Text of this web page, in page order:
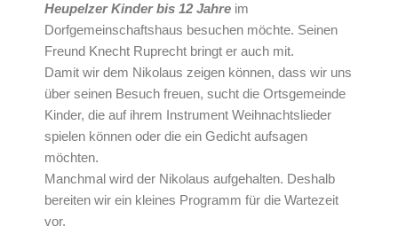
Heupelzer Kinder bis 12 Jahre im
Dorfgemeinschaftshaus besuchen möchte. Seinen
Freund Knecht Ruprecht bringt er auch mit.
Damit wir dem Nikolaus zeigen können, dass wir uns
über seinen Besuch freuen, sucht die Ortsgemeinde
Kinder, die auf ihrem Instrument Weihnachtslieder
spielen können oder die ein Gedicht aufsagen
möchten.
Manchmal wird der Nikolaus aufgehalten. Deshalb
bereiten wir ein kleines Programm für die Wartezeit
vor.